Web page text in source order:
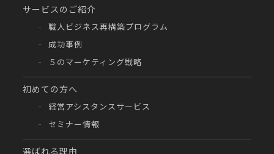
サービスのご紹介
職人ビジネス再構築プログラム
成功事例
５のマーケティング戦略
初めての方へ
経営アシスタンスサービス
セミナー情報
選ばれる理由